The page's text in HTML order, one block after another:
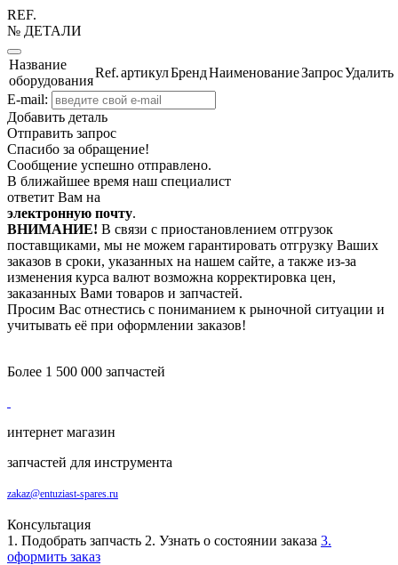
REF.
№ ДЕТАЛИ
Название
оборудования
Ref.артикулБрендНаименованиеЗапросУдалить
E-mail:
Добавить деталь
Отправить запрос
Спасибо за обращение!
Сообщение успешно отправлено.
В ближайшее время наш специалист
ответит Вам на
электронную почту.
ВНИМАНИЕ! В связи с приостановлением отгрузок
поставщиками, мы не можем гарантировать отгрузку Ваших
заказов в сроки, указанных на нашем сайте, а также из-за
изменения курса валют возможна корректировка цен,
заказанных Вами товаров и запчастей.
Просим Вас отнестись с пониманием к рыночной ситуации и
учитывать её при оформлении заказов!
Более 1 500 000 запчастей
интернет магазин
запчастей для инструмента
zakaz@entuziast-spares.ru
Консультация
1. Подобрать запчасть 2. Узнать о состоянии заказа 3.
оформить заказ